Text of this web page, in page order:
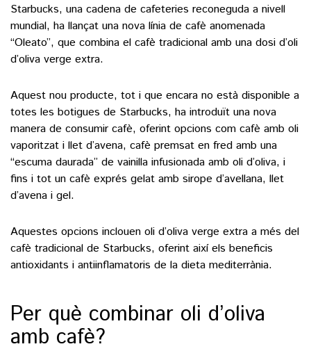
BLOGOSFERA
Starbucks, una cadena de cafeteries reconeguda a nivell
mundial, ha llançat una nova línia de cafè anomenada
“Oleato”, que combina el cafè tradicional amb una dosi d’oli
d’oliva verge extra.
Aquest nou producte, tot i que encara no està disponible a
totes les botigues de Starbucks, ha introduït una nova
manera de consumir cafè, oferint opcions com cafè amb oli
vaporitzat i llet d’avena, cafè premsat en fred amb una
“escuma daurada” de vainilla infusionada amb oli d’oliva, i
fins i tot un cafè exprés gelat amb sirope d’avellana, llet
d’avena i gel.
Aquestes opcions inclouen oli d’oliva verge extra a més del
cafè tradicional de Starbucks, oferint així els beneficis
antioxidants i antiinflamatoris de la dieta mediterrània.
Per què combinar oli d’oliva
amb cafè?